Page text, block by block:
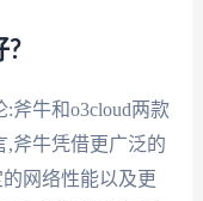
?
斧牛和o3cloud两款
,斧牛凭借更广泛的
网络性能以及更